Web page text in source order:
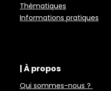
Thématiques
Informations pratiques
| À propos
Qui sommes-nous ?